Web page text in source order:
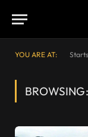
YOU ARE AT:
BROWSING: